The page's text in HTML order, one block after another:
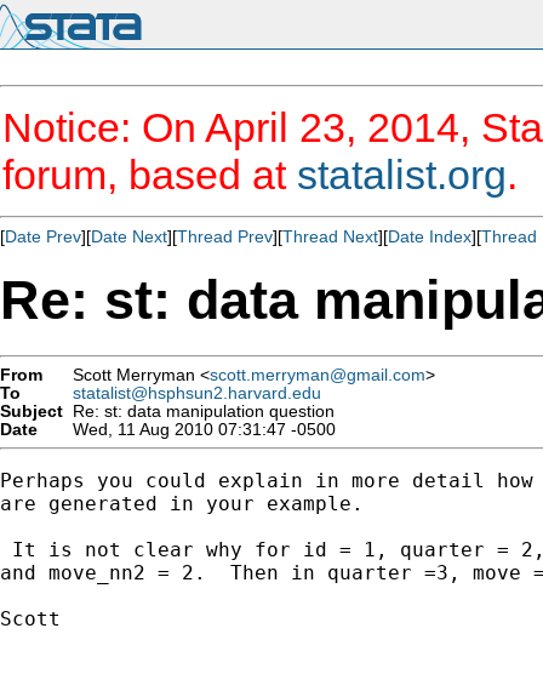
Notice: On April 23, 2014,
forum, based at statalist.org.
[Date Prev][Date Next][Thread Prev][Thread Next][Date Index][Thread
Re: st: data
From Scott Merryman <scott.merryman@gmail.com>
To
statalist@hsphsun2.harvard.edu
Subject Re: st: data manipulation question
Date
Wed, 11 Aug 2010 07:31:47 -0500
Perhaps you could explain in more detail
are generated in your example.
It is not clear why for id = 1, quarter = 2,
and move_nn2 = 2.  Then in quarter =3, move
Scott